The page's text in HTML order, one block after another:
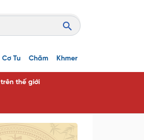
Cơ Tu Chăm Khmer
thế giới